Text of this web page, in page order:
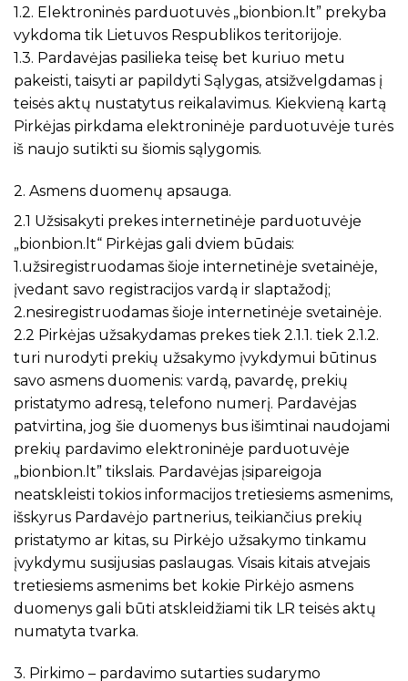
1.2. Elektroninės parduotuvės „bionbion.lt” prekyba
vykdoma tik Lietuvos Respublikos teritorijoje.
1.3. Pardavėjas pasilieka teisę bet kuriuo metu
pakeisti, taisyti ar papildyti Sąlygas, atsižvelgdamas į
teisės aktų nustatytus reikalavimus. Kiekvieną kartą
Pirkėjas pirkdama elektroninėje parduotuvėje turės
iš naujo sutikti su šiomis sąlygomis.
2. Asmens duomenų apsauga.
2.1 Užsisakyti prekes internetinėje parduotuvėje
„bionbion.lt“ Pirkėjas gali dviem būdais:
1.užsiregistruodamas šioje internetinėje svetainėje,
įvedant savo registracijos vardą ir slaptažodį;
2.nesiregistruodamas šioje internetinėje svetainėje.
2.2 Pirkėjas užsakydamas prekes tiek 2.1.1. tiek 2.1.2.
turi nurodyti prekių užsakymo įvykdymui būtinus
savo asmens duomenis: vardą, pavardę, prekių
pristatymo adresą, telefono numerį. Pardavėjas
patvirtina, jog šie duomenys bus išimtinai naudojami
prekių pardavimo elektroninėje parduotuvėje
„bionbion.lt” tikslais. Pardavėjas įsipareigoja
neatskleisti tokios informacijos tretiesiems asmenims,
išskyrus Pardavėjo partnerius, teikiančius prekių
pristatymo ar kitas, su Pirkėjo užsakymo tinkamu
įvykdymu susijusias paslaugas. Visais kitais atvejais
tretiesiems asmenims bet kokie Pirkėjo asmens
duomenys gali būti atskleidžiami tik LR teisės aktų
numatyta tvarka.
3. Pirkimo – pardavimo sutarties sudarymo